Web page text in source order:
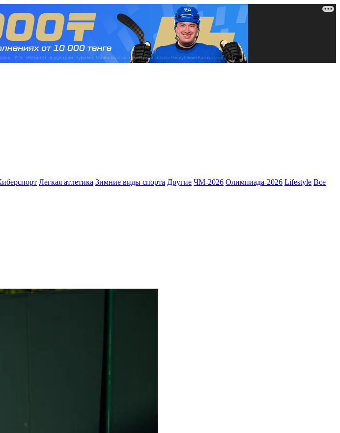
Легкая атлетика Зимние виды спорта Другие ЧМ-2026 Олимпиада-2026 Lifestyle Все